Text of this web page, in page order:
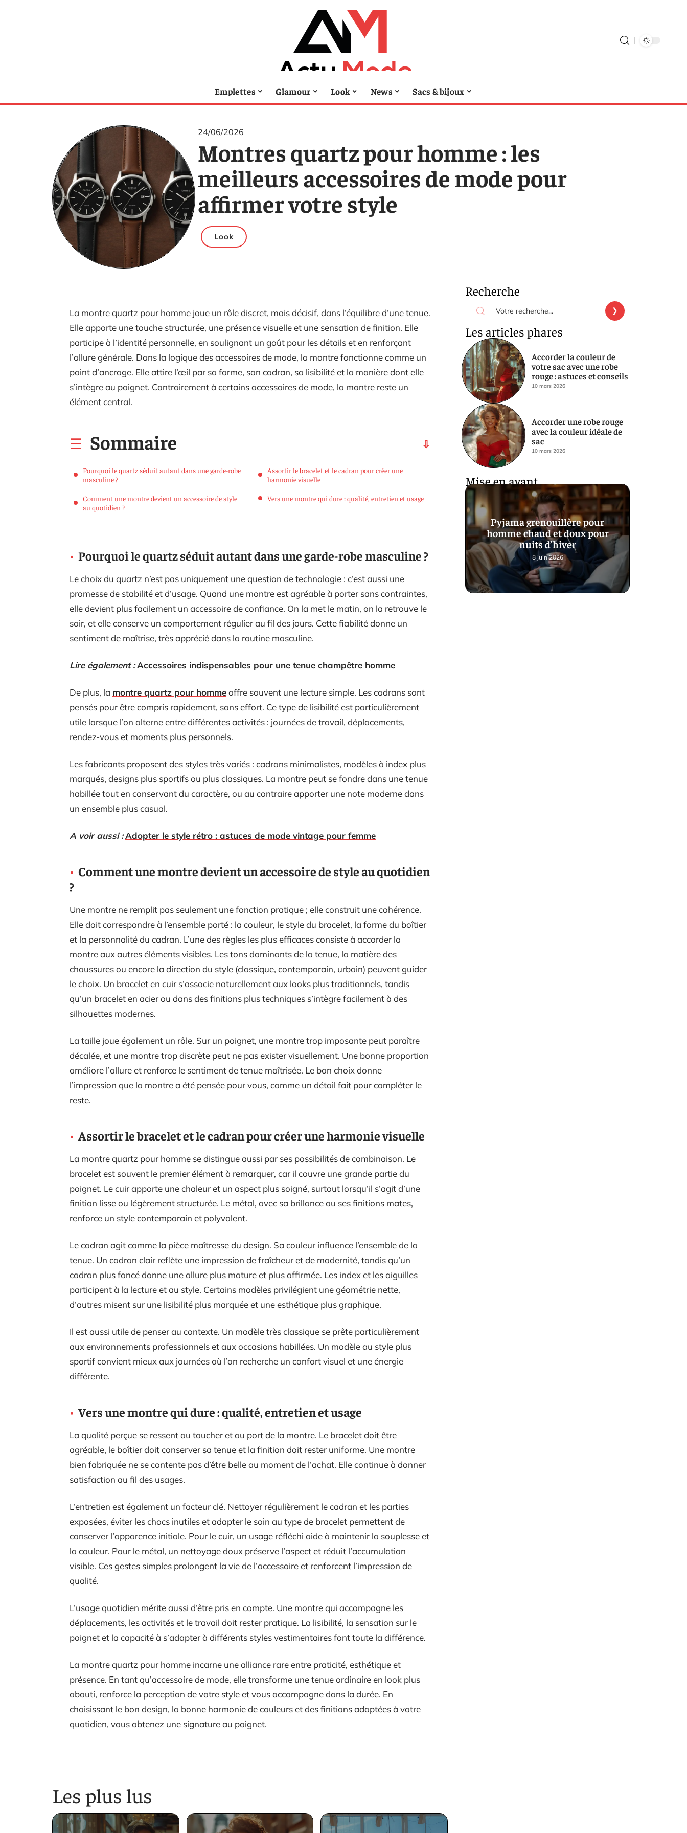
Emplettes Glamour Look News Sacs & bijoux
24/06/2026
Montres quartz pour homme : les
meilleurs accessoires de mode pour
affirmer votre style
Look
La montre quartz pour homme joue un rôle discret, mais décisif, dans l’équilibre d’une tenue.
Elle apporte une touche structurée, une présence visuelle et une sensation de finition. Elle
participe à l’identité personnelle, en soulignant un goût pour les détails et en renforçant
l’allure générale. Dans la logique des accessoires de mode, la montre fonctionne comme un
point d’ancrage. Elle attire l’œil par sa forme, son cadran, sa lisibilité et la manière dont elle
s’intègre au poignet. Contrairement à certains accessoires de mode, la montre reste un
élément central.
Sommaire
Pourquoi le quartz séduit autant dans une garde-robe
masculine ?
Comment une montre devient un accessoire de style
au quotidien ?
Assortir le bracelet et le cadran pour créer une
harmonie visuelle
Vers une montre qui dure : qualité, entretien et usage
Pourquoi le quartz séduit autant dans une garde-robe masculine ?
Le choix du quartz n’est pas uniquement une question de technologie : c’est aussi une
promesse de stabilité et d’usage. Quand une montre est agréable à porter sans contraintes,
elle devient plus facilement un accessoire de confiance. On la met le matin, on la retrouve le
soir, et elle conserve un comportement régulier au fil des jours. Cette fiabilité donne un
sentiment de maîtrise, très apprécié dans la routine masculine.
Lire également :Accessoires indispensables pour une tenue champêtre homme
De plus, la montre quartz pour hommeoffre souvent une lecture simple. Les cadrans sont
pensés pour être compris rapidement, sans effort. Ce type de lisibilité est particulièrement
utile lorsque l’on alterne entre différentes activités : journées de travail, déplacements,
rendez-vous et moments plus personnels.
Les fabricants proposent des styles très variés : cadrans minimalistes, modèles à index plus
marqués, designs plus sportifs ou plus classiques. La montre peut se fondre dans une tenue
habillée tout en conservant du caractère, ou au contraire apporter une note moderne dans
un ensemble plus casual.
A voir aussi :Adopter le style rétro : astuces de mode vintage pour femme
Comment une montre devient un accessoire de style au quotidien
?
Une montre ne remplit pas seulement une fonction pratique ; elle construit une cohérence.
Elle doit correspondre à l’ensemble porté : la couleur, le style du bracelet, la forme du boîtier
et la personnalité du cadran. L’une des règles les plus efficaces consiste à accorder la
montre aux autres éléments visibles. Les tons dominants de la tenue, la matière des
chaussures ou encore la direction du style (classique, contemporain, urbain) peuvent guider
le choix. Un bracelet en cuir s’associe naturellement aux looks plus traditionnels, tandis
qu’un bracelet en acier ou dans des finitions plus techniques s’intègre facilement à des
silhouettes modernes.
La taille joue également un rôle. Sur un poignet, une montre trop imposante peut paraître
décalée, et une montre trop discrète peut ne pas exister visuellement. Une bonne proportion
améliore l’allure et renforce le sentiment de tenue maîtrisée. Le bon choix donne
l’impression que la montre a été pensée pour vous, comme un détail fait pour compléter le
reste.
Assortir le bracelet et le cadran pour créer une harmonie visuelle
La montre quartz pour homme se distingue aussi par ses possibilités de combinaison. Le
bracelet est souvent le premier élément à remarquer, car il couvre une grande partie du
poignet. Le cuir apporte une chaleur et un aspect plus soigné, surtout lorsqu’il s’agit d’une
finition lisse ou légèrement structurée. Le métal, avec sa brillance ou ses finitions mates,
renforce un style contemporain et polyvalent.
Le cadran agit comme la pièce maîtresse du design. Sa couleur influence l’ensemble de la
tenue. Un cadran clair reflète une impression de fraîcheur et de modernité, tandis qu’un
cadran plus foncé donne une allure plus mature et plus affirmée. Les index et les aiguilles
participent à la lecture et au style. Certains modèles privilégient une géométrie nette,
d’autres misent sur une lisibilité plus marquée et une esthétique plus graphique.
Il est aussi utile de penser au contexte. Un modèle très classique se prête particulièrement
aux environnements professionnels et aux occasions habillées. Un modèle au style plus
sportif convient mieux aux journées où l’on recherche un confort visuel et une énergie
différente.
Vers une montre qui dure : qualité, entretien et usage
La qualité perçue se ressent au toucher et au port de la montre. Le bracelet doit être
agréable, le boîtier doit conserver sa tenue et la finition doit rester uniforme. Une montre
bien fabriquée ne se contente pas d’être belle au moment de l’achat. Elle continue à donner
satisfaction au fil des usages.
L’entretien est également un facteur clé. Nettoyer régulièrement le cadran et les parties
exposées, éviter les chocs inutiles et adapter le soin au type de bracelet permettent de
conserver l’apparence initiale. Pour le cuir, un usage réfléchi aide à maintenir la souplesse et
la couleur. Pour le métal, un nettoyage doux préserve l’aspect et réduit l’accumulation
visible. Ces gestes simples prolongent la vie de l’accessoire et renforcent l’impression de
qualité.
L’usage quotidien mérite aussi d’être pris en compte. Une montre qui accompagne les
déplacements, les activités et le travail doit rester pratique. La lisibilité, la sensation sur le
poignet et la capacité à s’adapter à différents styles vestimentaires font toute la différence.
La montre quartz pour homme incarne une alliance rare entre praticité, esthétique et
présence. En tant qu’accessoire de mode, elle transforme une tenue ordinaire en look plus
abouti, renforce la perception de votre style et vous accompagne dans la durée. En
choisissant le bon design, la bonne harmonie de couleurs et des finitions adaptées à votre
quotidien, vous obtenez une signature au poignet.
Les plus lus
Recherche
Les articles phares
Accorder la couleur de
votre sac avec une robe
rouge : astuces et conseils
10 mars 2026
Accorder une robe rouge
avec la couleur idéale de
sac
10 mars 2026
Mise en avant
Pyjama grenouillère pour
homme chaud et doux pour
nuits d’hiver
8 juin 2026